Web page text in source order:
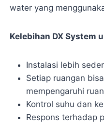
water yang
Kelebihan DX System
Instalasi lebih
Setiap ruangan
mempengaruhi
Kontrol suhu dan
Respons terhadap